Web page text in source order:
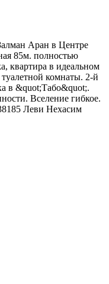
Аран в Центре
85м. полностью
квартира в идеальном
комнаты. 2-й
в &quot;Табо&quot;.
Вселение гибкое.
Леви Нехасим